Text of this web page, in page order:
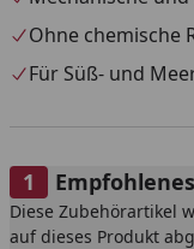
Ohne chemische
Für Süß- und
Diese Zubehörartikel
auf dieses Produkt